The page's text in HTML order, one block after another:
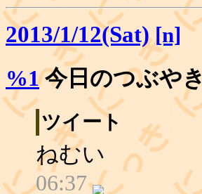
2013/1/12(Sat) [n]
%1今日のつぶやき
ツイート
ねむい
06:37